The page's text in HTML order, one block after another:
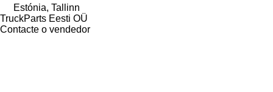
Estónia, Tallinn
TruckParts Eesti OÜ
Contacte o vendedor